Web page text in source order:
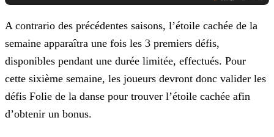
A contrario des précédentes saisons, l’étoile cachée de la
semaine apparaîtra une fois les 3 premiers défis,
disponibles pendant une durée limitée, effectués. Pour
cette sixième semaine, les joueurs devront donc valider les
défis Folie de la danse pour trouver l’étoile cachée afin
d’obtenir un bonus.